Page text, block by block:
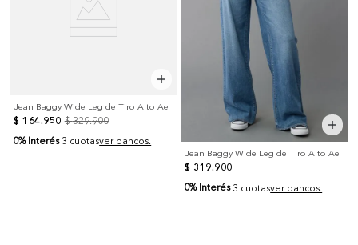
Jean Baggy Wide Leg de Tiro Alto Ae
$ 164.950 $ 329.900
0% Interés 3 cuotasver bancos.
Jean Baggy Wide Leg de Tiro Alto Ae
$ 319.900
0% Interés 3 cuotasver bancos.